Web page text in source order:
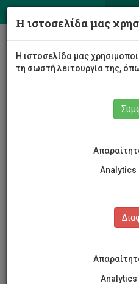
Η ιστοσελίδα μας
Η ιστοσελίδα μας
τη σωστή λειτουργία της,
Analytics